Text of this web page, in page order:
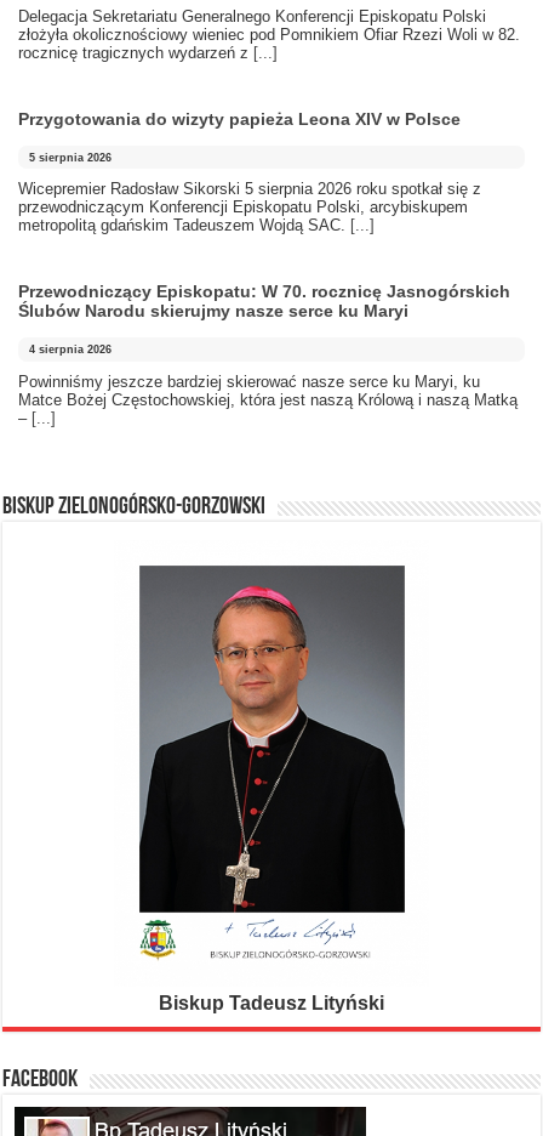
Delegacja Sekretariatu Generalnego Konferencji Episkopatu Polski
złożyła okolicznościowy wieniec pod Pomnikiem Ofiar Rzezi Woli w 82.
rocznicę tragicznych wydarzeń z [...]
Przygotowania do wizyty papieża Leona XIV w Polsce
5 sierpnia 2026
Wicepremier Radosław Sikorski 5 sierpnia 2026 roku spotkał się z
przewodniczącym Konferencji Episkopatu Polski, arcybiskupem
metropolitą gdańskim Tadeuszem Wojdą SAC. [...]
Przewodniczący Episkopatu: W 70. rocznicę Jasnogórskich
Ślubów Narodu skierujmy nasze serce ku Maryi
4 sierpnia 2026
Powinniśmy jeszcze bardziej skierować nasze serce ku Maryi, ku
Matce Bożej Częstochowskiej, która jest naszą Królową i naszą Matką
– [...]
BISKUP ZIELONOGÓRSKO-GORZOWSKI
Biskup Tadeusz Lityński
FACEBOOK